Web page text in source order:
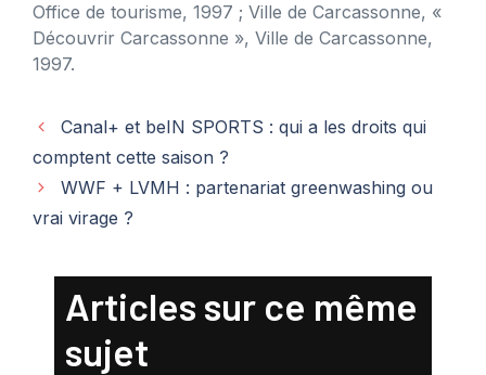
Office de tourisme, 1997 ; Ville de Carcassonne, «
Découvrir Carcassonne », Ville de Carcassonne,
1997.
Canal+ et beIN SPORTS : qui a les droits qui
comptent cette saison ?
WWF + LVMH : partenariat greenwashing ou
vrai virage ?
Articles sur ce même
sujet